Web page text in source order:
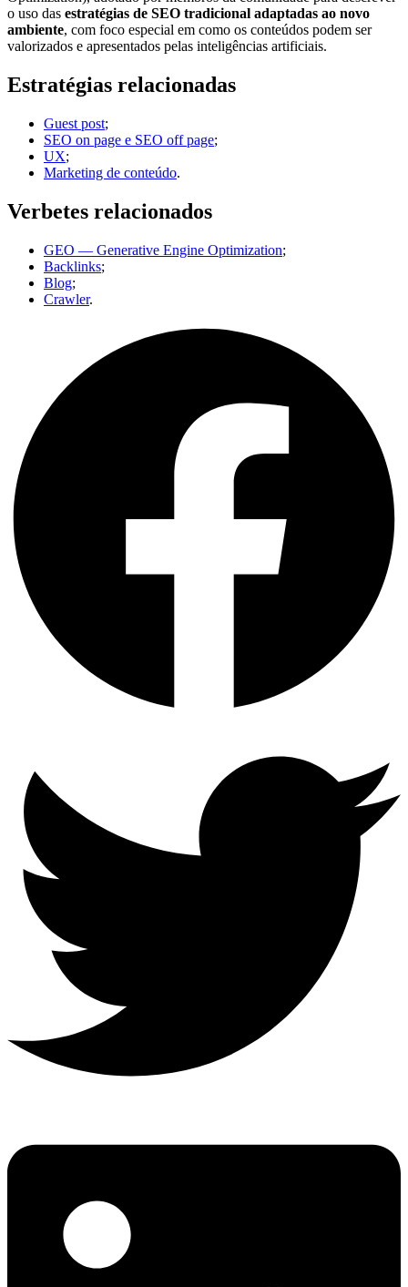
o uso das estratégias de SEO tradicional adaptadas ao novo
ambiente, com foco especial em como os conteúdos podem ser
valorizados e apresentados pelas inteligências artificiais.
Estratégias relacionadas
Guest post;
SEO on page e SEO off page;
UX;
Marketing de conteúdo.
Verbetes relacionados
GEO — Generative Engine Optimization;
Backlinks;
Blog;
Crawler.